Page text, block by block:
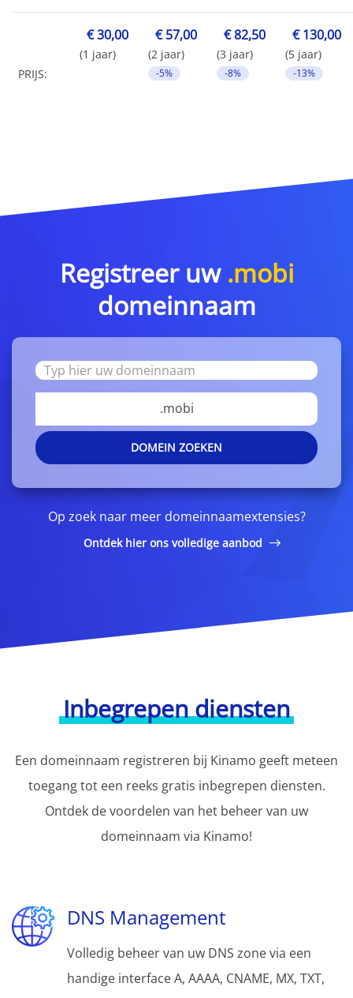
PRIJS:
€ 30,00
(1 jaar)
€ 57,00
(2 jaar)
-5%
€ 82,50
(3 jaar)
-8%
€ 130,00
(5 jaar)
-13%
Registreer uw .mobi
domeinnaam
.mobi
DOMEIN ZOEKEN
Op zoek naar meer domeinnaamextensies?
Ontdek hier ons volledige aanbod
Inbegrepen diensten
Een domeinnaam registreren bij Kinamo geeft meteen
toegang tot een reeks gratis inbegrepen diensten.
Ontdek de voordelen van het beheer van uw
domeinnaam via Kinamo!
DNS Management
Volledig beheer van uw DNS zone via een
handige interface A, AAAA, CNAME, MX, TXT,